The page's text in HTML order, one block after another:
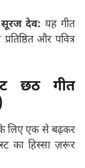
देव: यह गीत
और पवित्र
छठ गीत
लिए एक से बढ़कर
का हिस्सा ज़रूर